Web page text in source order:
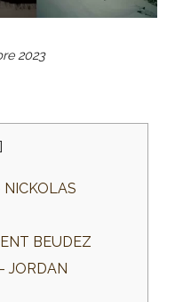
2023
]
NICKOLAS
BEUDEZ
JORDAN